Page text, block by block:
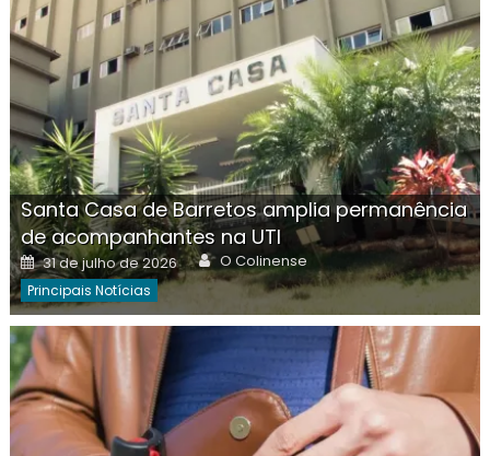
Santa Casa de Barretos amplia permanência
de acompanhantes na UTI
Posted
on
31 de julho de 2026 Author
O Colinense
Principais Notícias